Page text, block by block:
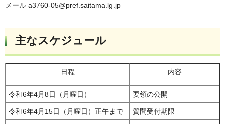
メール a3760-05@pref.saitama.lg.jp
主なスケジュール
日程 内容
令和6年4月8日（月曜日） 要領の公開
令和6年4月15日（月曜日）正午まで 質問受付期限